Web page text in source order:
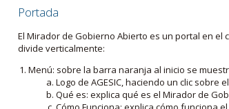
Portada
El Mirador de Gobierno Abierto es un portal en
divide verticalmente:
Menú: sobre la barra naranja al inicio se
Logo de AGESIC, haciendo un clic
Qué es: explica qué es el Mirador de